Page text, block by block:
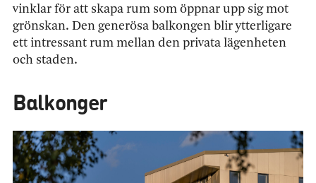
vinklar för att skapa rum som öppnar upp sig mot
grönskan. Den generösa balkongen blir ytterligare
ett intressant rum mellan den privata lägenheten
och staden.
Balkonger